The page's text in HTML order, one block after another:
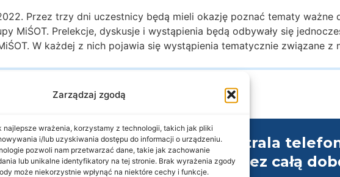
Zarządzaj zgodą
najlepsze wrażenia, korzystamy z technologii, takich jak pliki
i/lub uzyskiwania dostępu do informacji o urządzeniu.
pozwoli nam przetwarzać dane, takie jak zachowanie
lub unikalne identyfikatory na tej stronie. Brak wyrażenia zgody
może niekorzystnie wpłynąć na niektóre cechy i funkcje.
Przez trzy dni uczestnicy będą mieli okazję poznać tematy ważne
MiŚOT. Prelekcje, dyskusje i wystąpienia będą odbywały się
W każdej z nich pojawia się wystąpienia tematycznie związane z
Informacje
Deklaracja dostępności
Klauzula informacyjna
Nasza centrala
czynna przez całą